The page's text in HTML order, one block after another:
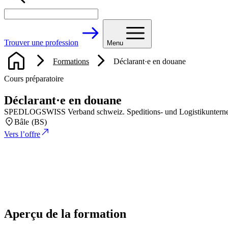
Trouver une profession Menu
Formations Déclarant·e en douane
Cours préparatoire
Déclarant·e en douane
SPEDLOGSWISS Verband schweiz. Speditions- und
Bâle (BS)
Vers l’offre
Aperçu de la formation